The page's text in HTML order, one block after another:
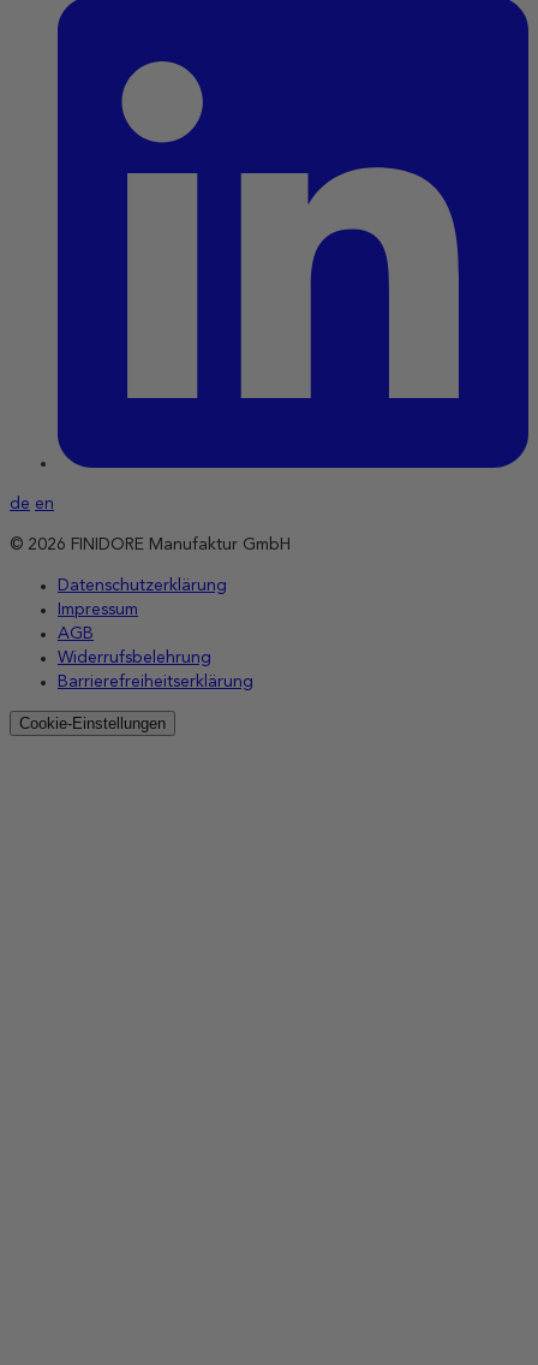
de en
© 2026 FINIDORE Manufaktur GmbH
Datenschutzerklärung
Impressum
AGB
Widerrufsbelehrung
Barrierefreiheitserklärung
Cookie-Einstellungen